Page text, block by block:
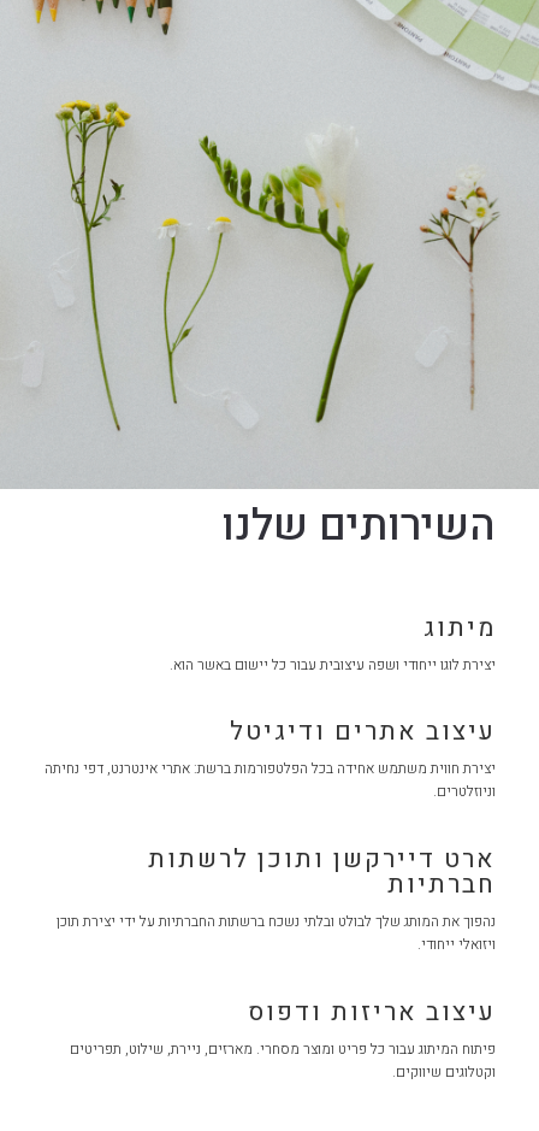
השירותים שלנו
מיתוג
יצירת לוגו ייחודי ושפה עיצובית עבור כל יישום באשר הוא.
עיצוב אתרים ודיגיטל
יצירת חווית משתמש אחידה בכל הפלטפורמות ברשת: אתרי אינטרנט, דפי נחיתה
וניוזלטרים.
ארט דיירקשן ותוכן לרשתות
חברתיות
נהפוך את המותג שלך לבולט ובלתי נשכח ברשתות החברתיות על ידי יצירת תוכן
ויזואלי ייחודי.
עיצוב אריזות ודפוס
פיתוח המיתוג עבור כל פריט ומוצר מסחרי. מארזים, ניירת, שילוט, תפריטים
וקטלוגים שיווקים.